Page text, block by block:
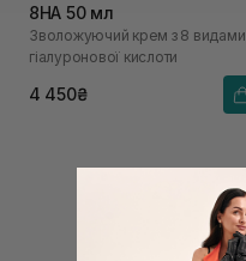
8HA 50 мл
Зволожуючий крем з 8 видами
гіалуронової кислоти
4 450₴